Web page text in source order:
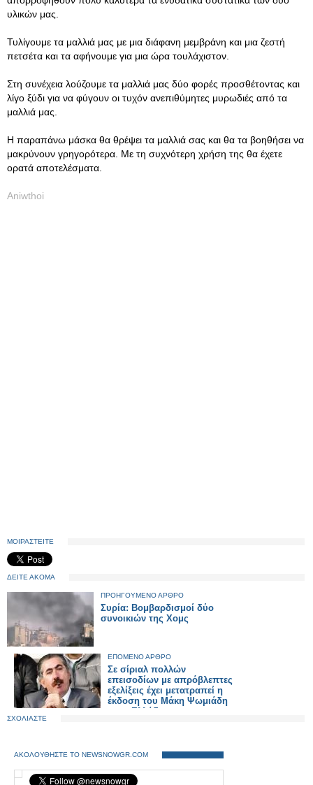
υλικών μας.
Τυλίγουμε τα μαλλιά μας με μια διάφανη μεμβράνη και μια ζεστή
πετσέτα και τα αφήνουμε για μια ώρα τουλάχιστον.
Στη συνέχεια λούζουμε τα μαλλιά μας δύο φορές προσθέτοντας και
λίγο ξύδι για να φύγουν οι τυχόν ανεπιθύμητες μυρωδιές από τα
μαλλιά μας.
Η παραπάνω μάσκα θα θρέψει τα μαλλιά σας και θα τα βοηθήσει να
μακρύνουν γρηγορότερα. Με τη συχνότερη χρήση της θα έχετε
ορατά αποτελέσματα.
Aniwthoi
ΜΟΙΡΑΣΤΕΙΤΕ
ΔΕΙΤΕ ΑΚΟΜΑ
ΠΡΟΗΓΟΥΜΕΝΟ ΑΡΘΡΟ
Συρία: Βομβαρδισμοί δύο
συνοικιών της Χομς
ΕΠΟΜΕΝΟ ΑΡΘΡΟ
Σε σίριαλ πολλών
επεισοδίων με απρόβλεπτες
εξελίξεις έχει μετατραπεί η
έκδοση του Μάκη Ψωμιάδη
στην Ελλάδα
ΣΧΟΛΙΑΣΤΕ
ΑΚΟΛΟΥΘΗΣΤΕ ΤΟ NEWSNOWGR.COM